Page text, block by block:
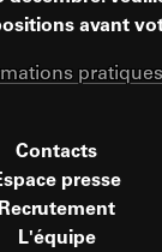
avant
pratiques
Contacts
presse
Recrutement
L'équipe